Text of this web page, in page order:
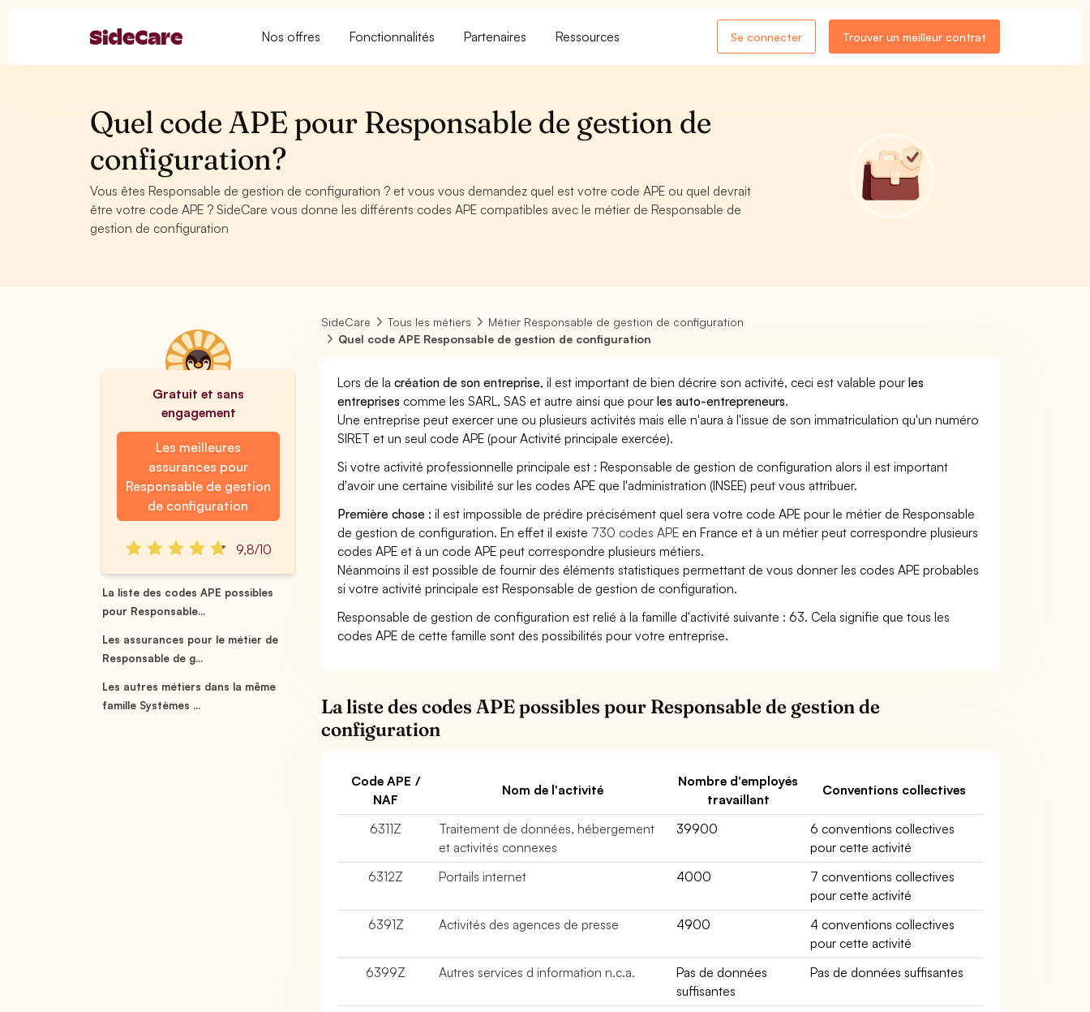
Nos offres Fonctionnalités Partenaires Ressources Se connecter Trouver un meilleur contrat
Quel code APE pour Responsable de gestion de
configuration?
Vous êtes Responsable de gestion de configuration ? et vous vous demandez quel est votre code APE ou quel devrait
être votre code APE ? SideCare vous donne les différents codes APE compatibles avec le métier de Responsable de
gestion de configuration
Gratuit et sans
engagement
Les meilleures
assurances pour
Responsable de gestion
de configuration
9,8/10
La liste des codes APE possibles
pour Responsable...
Les assurances pour le métier de
Responsable de g...
Les autres métiers dans la même
famille Systèmes ...
SideCare Tous les métiers
Métier Responsable de gestion de configuration
Quel code APE Responsable de gestion de configuration
Lors de lacréation de son entreprise, il est important de bien décrire son activité, ceci est valable pourles
entreprises comme les SARL, SAS et autre ainsi que pourles auto-entrepreneurs.
Une entreprise peut exercer une ou plusieurs activités mais elle n'aura à l'issue de son immatriculation qu'un numéro
SIRET et un seul code APE (pour Activité principale exercée).
Si votre activité professionnelle principale est : Responsable de gestion de configuration alors il est important
d'avoir une certaine visibilité sur les codes APE que l'administration (INSEE) peut vous attribuer.
Première chose : il est impossible de prédire précisément quel sera votre code APE pour le métier de Responsable
de gestion de configuration. En effet il existe 730 codes APE en France et à un métier peut correspondre plusieurs
codes APE et à un code APE peut correspondre plusieurs métiers.
Néanmoins il est possible de fournir des éléments statistiques permettant de vous donner les codes APE probables
si votre activité principale est Responsable de gestion de configuration.
Responsable de gestion de configuration est relié à la famille d'activité suivante : 63. Cela signifie que tous les
codes APE de cette famille sont des possibilités pour votre entreprise.
La liste des codes APE possibles pour Responsable de gestion de
configuration
Code APE /
NAF
Nom de l'activité
Nombre d'employés
travaillant
Conventions collectives
6311Z
Traitement de données, hébergement
et activités connexes
39900
6 conventions collectives
pour cette activité
6312Z
Portails internet 4000
7 conventions collectives
pour cette activité
6391Z
Activités des agences de presse 4900
4 conventions collectives
pour cette activité
6399Z
Autres services d information n.c.a.
Pas de données
suffisantes
Pas de données suffisantes